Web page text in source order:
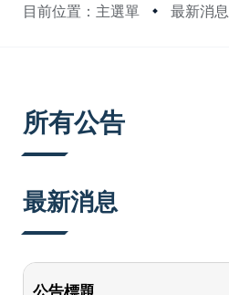
目前位置：主選單 最新消息
所有公告
最新消息
公告標題